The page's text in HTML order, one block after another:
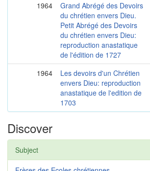
1964
Grand Abrégé des Devoirs
du chrétien envers Dieu.
Petit Abrégé des Devoirs
du chrétien envers Dieu:
reproduction anastatique
de l'édition de 1727
1964
Les devoirs d'un Chrétien
envers Dieu: reproduction
anastatique de l'edition de
1703
Discover
Subject